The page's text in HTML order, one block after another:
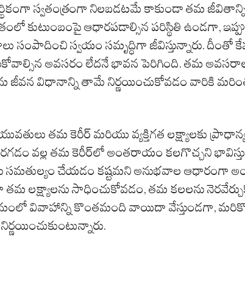
స్వతంత్రంగా నిలబడటమే కాకుండా తమ జీవితాన్ని
కుటుంబంపై ఆధారపడాల్సిన పరిస్థితి ఉండగా,
సంపాదించి స్వయం సమృద్ధిగా జీవిస్తున్నారు. దీంతో
అవసరం లేదనే భావన పెరిగింది. తమ
జీవన విధానాన్ని తామే నిర్ణయించుకోవడం వారికి
తమ కెరీర్ మరియు వ్యక్తిగత లక్ష్యాలకు ప్రాధాన్యం
వల్ల తమ కెరీర్‌లో అంతరాయం కలగొచ్చని
సమతుల్యం చేయడం కష్టమని అనుభవాల ఆధారంగా
తమ లక్ష్యాలను సాధించుకోవడం, తమ కలలను
వివాహాన్ని కొంతమంది వాయిదా వేస్తుండగా,